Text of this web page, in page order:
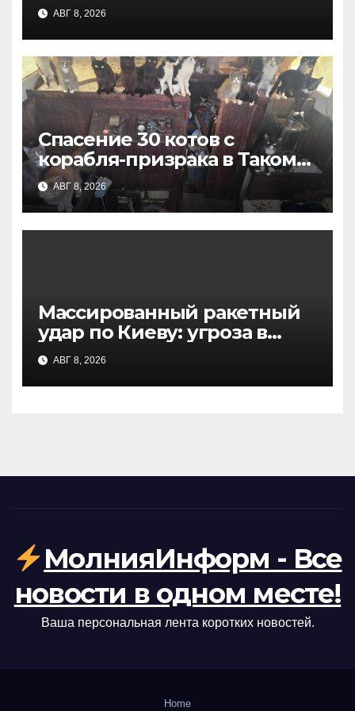
на фоне операции против
Ирана
АВГ 8, 2026
Спасение 30 котов с
корабля-призрака в Такоме:
история счастливого
избавления
АВГ 8, 2026
Массированный ракетный
удар по Киеву: угроза в
ближайшие 48 часов
АВГ 8, 2026
МолнияИнформ - Все
новости в одном месте!
Ваша персональная лента коротких новостей.
Home